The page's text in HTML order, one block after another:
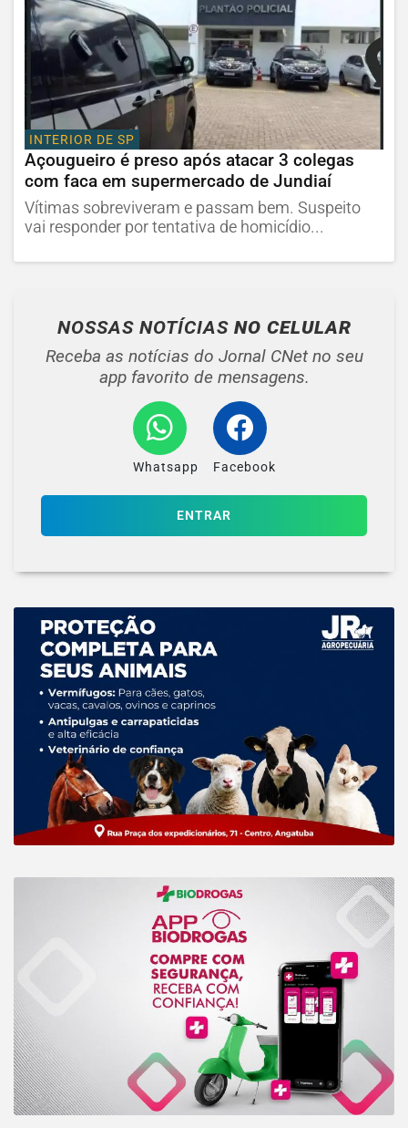
INTERIOR DE SP
Açougueiro é preso após atacar 3 colegas
com faca em supermercado de Jundiaí
Vítimas sobreviveram e passam bem. Suspeito
vai responder por tentativa de homicídio...
NOSSAS NOTÍCIAS NO CELULAR
Receba as notícias do Jornal CNet no seu
app favorito de mensagens.
Whatsapp Facebook
ENTRAR